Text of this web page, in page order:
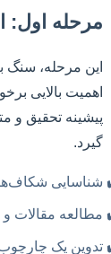
مرحله اول:
این مرحله، سنگ
اهمیت بالایی
پیشینه تحقیق و
گیرد.
شناسایی
مطالعه مقالات و
تدوین یک